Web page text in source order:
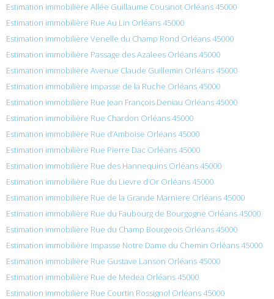
Estimation immobilière Allée Guillaume Cousinot Orléans 45000
Estimation immobilière Rue Au Lin Orléans 45000
Estimation immobilière Venelle du Champ Rond Orléans 45000
Estimation immobilière Passage des Azalees Orléans 45000
Estimation immobilière Avenue Claude Guillemin Orléans 45000
Estimation immobilière Impasse de la Ruche Orléans 45000
Estimation immobilière Rue Jean François Deniau Orléans 45000
Estimation immobilière Rue Chardon Orléans 45000
Estimation immobilière Rue d’Amboise Orléans 45000
Estimation immobilière Rue Pierre Dac Orléans 45000
Estimation immobilière Rue des Hannequins Orléans 45000
Estimation immobilière Rue du Lievre d’Or Orléans 45000
Estimation immobilière Rue de la Grande Marniere Orléans 45000
Estimation immobilière Rue du Faubourg de Bourgogne Orléans 45000
Estimation immobilière Rue du Champ Bourgeois Orléans 45000
Estimation immobilière Impasse Notre Dame du Chemin Orléans 45000
Estimation immobilière Rue Gustave Lanson Orléans 45000
Estimation immobilière Rue de Medea Orléans 45000
Estimation immobilière Rue Courtin Rossignol Orléans 45000